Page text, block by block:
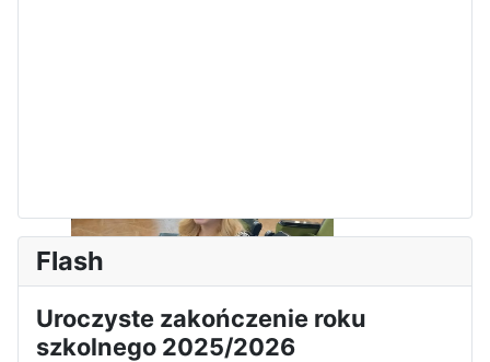
Flash
Uroczyste zakończenie roku
szkolnego 2025/2026